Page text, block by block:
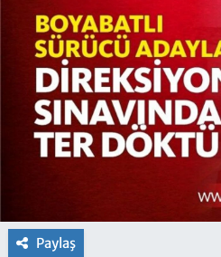
Paylaş
Haber Arşivi